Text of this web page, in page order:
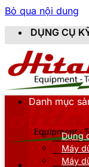
Bỏ qua nội dung
THUẬT
Danh mục
Dụng
Máy
Máy